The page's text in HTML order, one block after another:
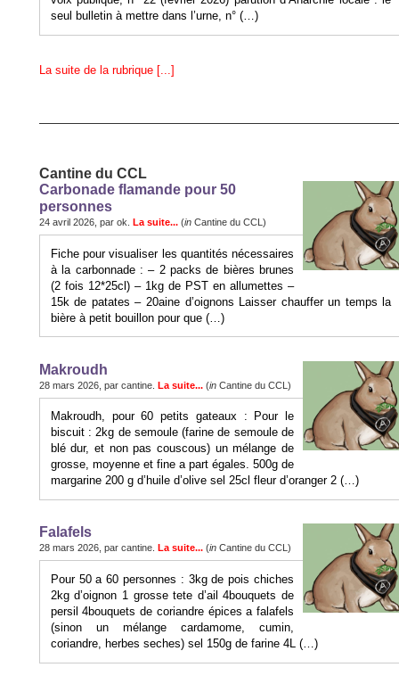
seul bulletin à mettre dans l’urne, n° (…)
La suite de la rubrique [...]
Cantine du CCL
Carbonade flamande pour 50
personnes
24 avril 2026, par ok. La suite... (in Cantine du CCL)
Fiche pour visualiser les quantités nécessaires
à la carbonnade : – 2 packs de bières brunes
(2 fois 12*25cl) – 1kg de PST en allumettes –
15k de patates – 20aine d’oignons Laisser chauffer un temps la
bière à petit bouillon pour que (…)
Makroudh
28 mars 2026, par cantine. La suite... (in Cantine du CCL)
Makroudh, pour 60 petits gateaux : Pour le
biscuit : 2kg de semoule (farine de semoule de
blé dur, et non pas couscous) un mélange de
grosse, moyenne et fine a part égales. 500g de
margarine 200 g d’huile d’olive sel 25cl fleur d’oranger 2 (…)
Falafels
28 mars 2026, par cantine. La suite... (in Cantine du CCL)
Pour 50 a 60 personnes : 3kg de pois chiches
2kg d’oignon 1 grosse tete d’ail 4bouquets de
persil 4bouquets de coriandre épices a falafels
(sinon un mélange cardamome, cumin,
coriandre, herbes seches) sel 150g de farine 4L (…)